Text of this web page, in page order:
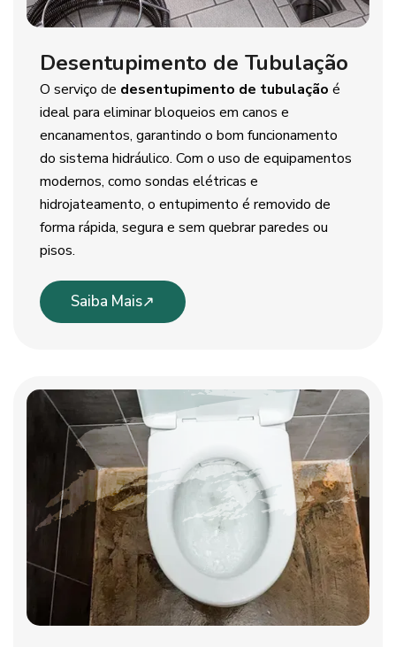
Desentupimento de Tubulação
O serviço de desentupimento de tubulação é
ideal para eliminar bloqueios em canos e
encanamentos, garantindo o bom funcionamento
do sistema hidráulico. Com o uso de equipamentos
modernos, como sondas elétricas e
hidrojateamento, o entupimento é removido de
forma rápida, segura e sem quebrar paredes ou
pisos.
Saiba Mais